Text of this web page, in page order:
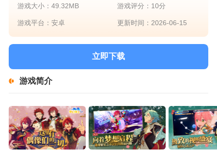
游戏大小：49.32MB 游戏评分：10分
游戏平台：安卓 更新时间：2026-06-15
立即下载
游戏简介